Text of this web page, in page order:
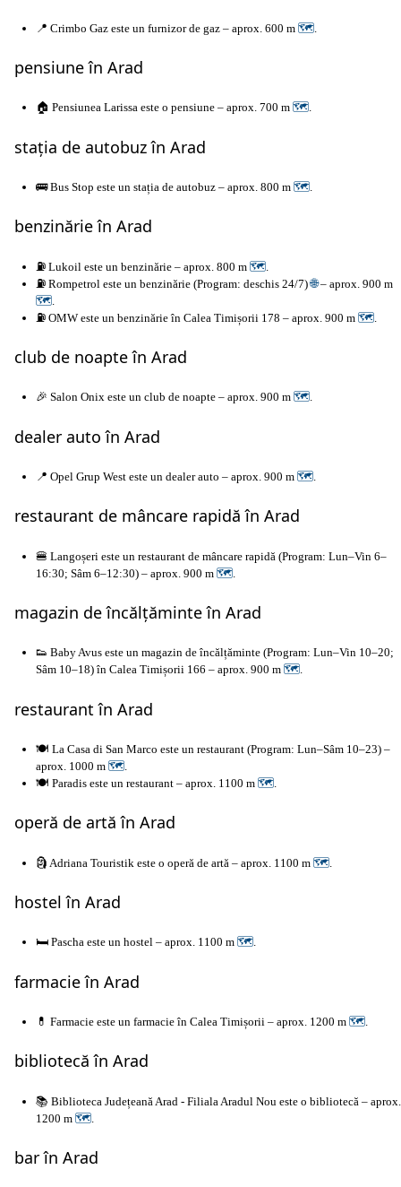
📍 Crimbo Gaz este un furnizor de gaz – aprox. 600 m 🗺
pensiune în Arad
🏠 Pensiunea Larissa este o pensiune – aprox. 700 m 🗺.
stația de autobuz în Arad
🚌 Bus Stop este un stația de autobuz – aprox. 800 m 🗺.
benzinărie în Arad
⛽ Lukoil este un benzinărie – aprox. 800 m 🗺
⛽ Rompetrol este un benzinărie (Program: deschis 24/7)🌐– aprox. 900 m
🗺
⛽ OMW este un benzinărie în Calea Timișorii 178 – aprox. 900 m 🗺
club de noapte în Arad
🎉 Salon Onix este un club de noapte – aprox. 900 m 🗺.
dealer auto în Arad
📍 Opel Grup West este un dealer auto – aprox. 900 m 🗺
restaurant de mâncare rapidă în Arad
🍔 Langoșeri este un restaurant de mâncare rapidă (Program: Lun–Vin 6–
16:30; Sâm 6–12:30) – aprox. 900 m 🗺
magazin de încălțăminte în Arad
👟 Baby Avus este un magazin de încălțăminte (Program: Lun–Vin 10–20;
Sâm 10–18) în Calea Timișorii 166 – aprox. 900 m 🗺.
restaurant în Arad
🍽️ La Casa di San Marco este un restaurant (Program: Lun–Sâm 10–23) –
aprox. 1000 m 🗺
🍽️ Paradis este un restaurant – aprox. 1100 m 🗺
operă de artă în Arad
🗿 Adriana Touristik este o operă de artă – aprox. 1100 m 🗺
hostel în Arad
🛏️ Pascha este un hostel – aprox. 1100 m 🗺.
farmacie în Arad
💊 Farmacie este un farmacie în Calea Timișorii – aprox. 1200 m 🗺
bibliotecă în Arad
📚 Biblioteca Județeană Arad - Filiala Aradul Nou este o bibliotecă – aprox.
1200 m 🗺
bar în Arad